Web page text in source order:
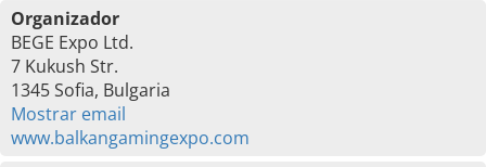
Organizador
BEGE Expo Ltd.
7 Kukush Str.
1345 Sofia, Bulgaria
Mostrar email
www.balkangamingexpo.com